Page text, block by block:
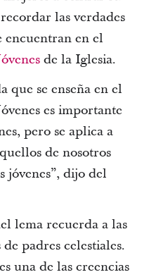
las verdades
encuentran en el
de la Iglesia.
que se enseña en el
es importante
pero se aplica a
de nosotros
jóvenes”, dijo del
lema recuerda a las
padres celestiales.
una de las creencias